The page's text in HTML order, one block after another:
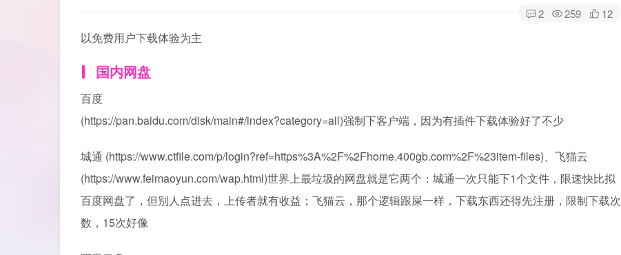
2 259 12
以免费用户下载体验为主
国内网盘
百度
(https://pan.baidu.com/disk/main#/index?category=all)强制下客户端，因为有插件下载体验好了不少
城通 (https://www.ctfile.com/p/login?ref=https%3A%2F%2Fhome.400gb.com%2F%23item-files)、飞猫云
(https://www.feimaoyun.com/wap.html)世界上最垃圾的网盘就是它两个：城通一次只能下1个文件，限速快比拟
百度网盘了，但别人点进去，上传者就有收益；飞猫云，那个逻辑跟屎一样，下载东西还得先注册，限制下载次
数，15次好像